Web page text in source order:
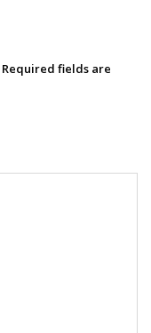
Required fields are